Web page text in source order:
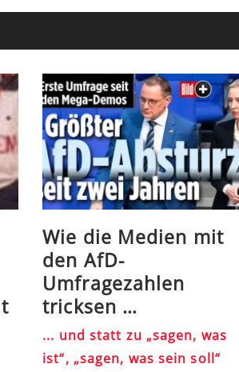
Wie die Medien mit
den AfD-
Umfragezahlen
tricksen …
... und statt zu „sagen, was
ist“, „sagen, was sein soll“